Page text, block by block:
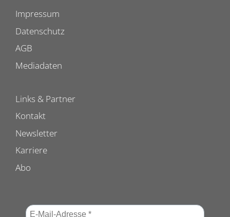
Impressum
Datenschutz
AGB
Mediadaten
Links & Partner
Kontakt
Newsletter
Karriere
Abo